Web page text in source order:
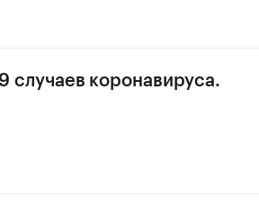
случаев коронавируса.